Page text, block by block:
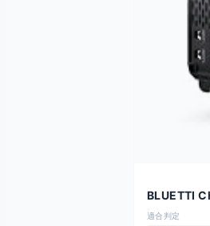
BLUETTI
適合判定